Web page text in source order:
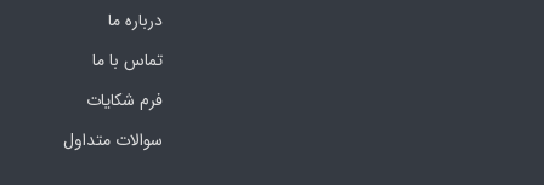
درباره ما
تماس با ما
فرم‌ شکایات
سوالات متداول